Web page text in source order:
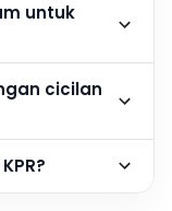
untuk
cicilan